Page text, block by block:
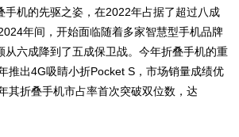
手机的先驱之姿，在2022年占据了超过八成
年间，开始面临随着多家智慧型手机品牌
从六成降到了五成保卫战。今年折叠手机的重
推出4G吸睛小折Pocket S，市场销量成绩优
其折叠手机市占率首次突破双位数，达